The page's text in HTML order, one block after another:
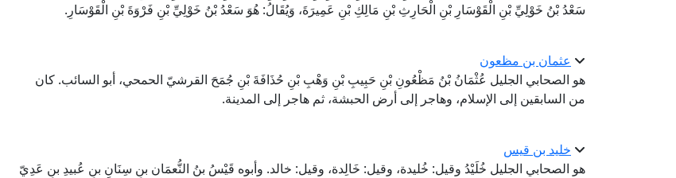
سَعْدُ بْنُ خَوْلِيِّ بْنِ الْقَوْسَارِ بْنِ الْحَارِثِ بْنِ مَالِكِ بْنِ عَمِيرَةَ، وَيُقَالُ: هُوَ سَعْدُ بْنُ خَوْلِيِّ بْنِ فَرْوَةَ بْنِ الْقَوْسَارِ.
عثمان بن مظعون
هو الصحابي الجليل عُثْمَانُ بْنُ مَظْعُونِ بْنِ حَبِيبِ بْنِ وَهْبِ بْنِ حُذَافَةَ بْنِ جُمَحَ القرشيّ الحمحي، أبو السائب. كان
من السابقين إلى الإسلام، وهاجر إلى أرض الحبشة، ثم هاجر إلى المدينة.
خليد بن قيس
هو الصحابي الجليل خُلَيْدُ وقيل: خُليدة، وقيل: خَالِدة، وقيل: خالد. وأبوه قَيْسُ بنُ النُّعمَان بنِ سِنَانِ بنِ عُبيدِ بنِ عَدِيّ